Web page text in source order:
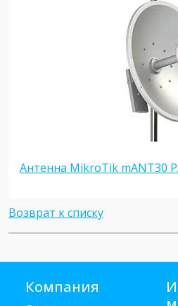
Антенна MikroTik mANT30
Возврат к списку
Компания